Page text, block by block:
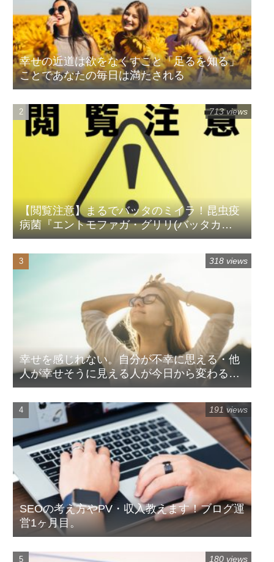
幸せの近道は欲をなくすこと「足るを知る」
ことであなたの毎日は満たされる
【閲覧注意】まるでバッタのミイラ！昆虫疫
病菌『エントモファガ・グリリ(バッタカ
ビ)』
713 views
幸せを感じれない。自分が不幸に思える・他
人が幸せそうに見える人が今日から変わる方
法
318 views
SEOの考え方やPV・収入教えます！ブログ運
営1ヶ月目。
191 views
180 views